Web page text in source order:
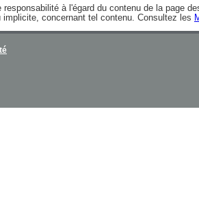
responsabilité à l'égard du contenu de la page
concernant tel contenu. Consultez les